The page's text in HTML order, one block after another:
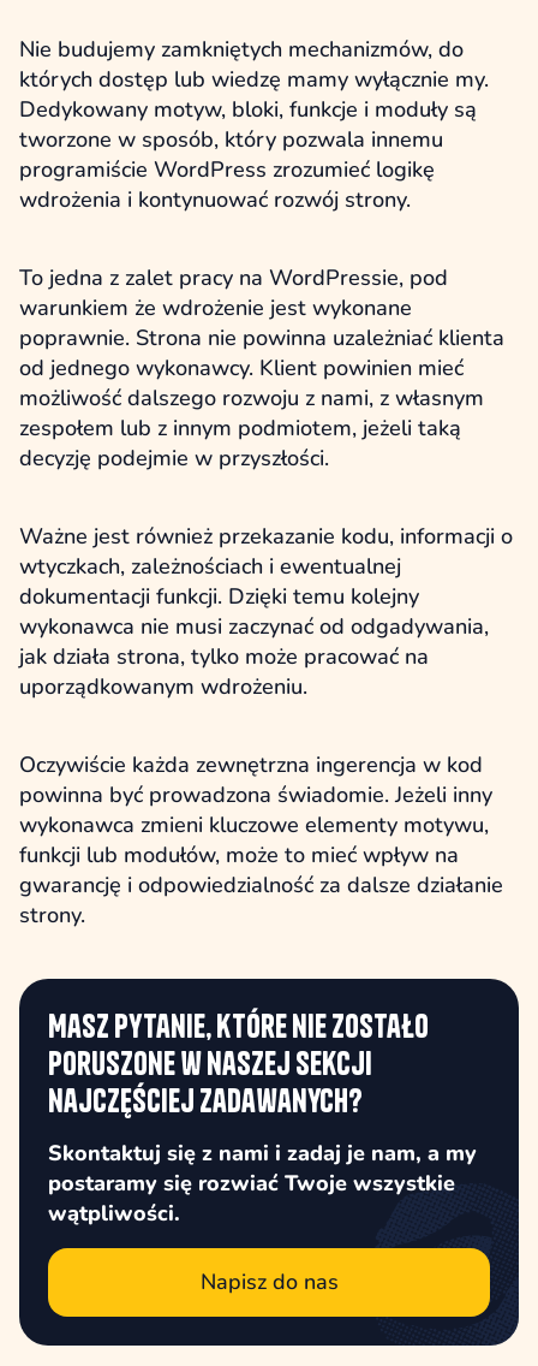
Nie budujemy zamkniętych mechanizmów, do
których dostęp lub wiedzę mamy wyłącznie my.
Dedykowany motyw, bloki, funkcje i moduły są
tworzone w sposób, który pozwala innemu
programiście WordPress zrozumieć logikę
wdrożenia i kontynuować rozwój strony.
To jedna z zalet pracy na WordPressie, pod
warunkiem że wdrożenie jest wykonane
poprawnie. Strona nie powinna uzależniać klienta
od jednego wykonawcy. Klient powinien mieć
możliwość dalszego rozwoju z nami, z własnym
zespołem lub z innym podmiotem, jeżeli taką
decyzję podejmie w przyszłości.
Ważne jest również przekazanie kodu, informacji o
wtyczkach, zależnościach i ewentualnej
dokumentacji funkcji. Dzięki temu kolejny
wykonawca nie musi zaczynać od odgadywania,
jak działa strona, tylko może pracować na
uporządkowanym wdrożeniu.
Oczywiście każda zewnętrzna ingerencja w kod
powinna być prowadzona świadomie. Jeżeli inny
wykonawca zmieni kluczowe elementy motywu,
funkcji lub modułów, może to mieć wpływ na
gwarancję i odpowiedzialność za dalsze działanie
strony.
Masz pytanie, które nie zostało
poruszone w naszej sekcji
najczęściej zadawanych?
Skontaktuj się z nami i zadaj je nam, a my
postaramy się rozwiać Twoje wszystkie
wątpliwości.
Napisz do nas